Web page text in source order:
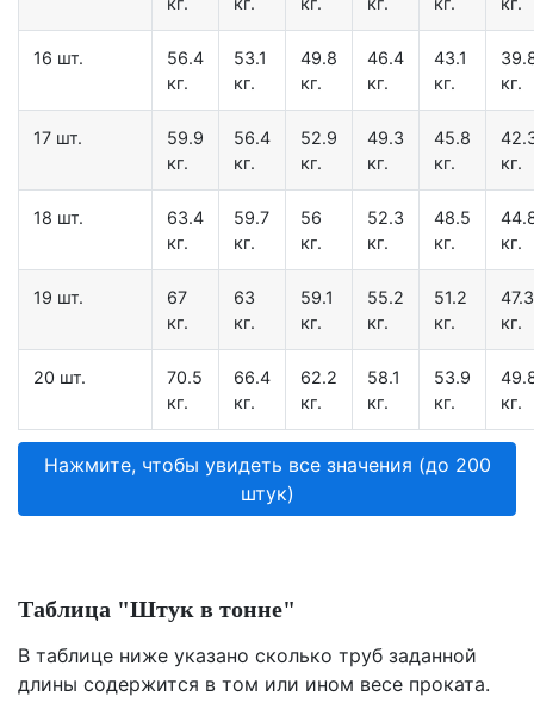
16 шт.
56.4
кг.
53.1
кг.
49.8
кг.
46.4
кг.
43.1
кг.
кг.
17 шт.
59.9
кг.
56.4
кг.
52.9
кг.
49.3
кг.
45.8
кг.
кг.
18 шт.
63.4
кг.
59.7
кг.
56
кг.
52.3
кг.
48.5
кг.
кг.
19 шт.
67
кг.
63
кг.
59.1
кг.
55.2
кг.
51.2
кг.
47.3
кг.
20 шт.
70.5
кг.
66.4
кг.
62.2
кг.
58.1
кг.
53.9
кг.
кг.
Нажмите, чтобы увидеть все значения (до 200
штук)
Таблица "Штук в тонне"
В таблице ниже указано сколько труб заданной
длины содержится в том или ином весе проката.